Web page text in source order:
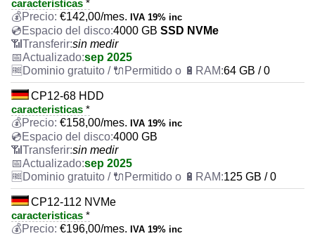
caracteristicas *
€142,00/mes. IVA 19% inc
4000 GB SSD NVMe
sin medir
sep 2025
64 GB / 0
CP12-68 HDD
caracteristicas *
€158,00/mes. IVA 19% inc
4000 GB
sin medir
sep 2025
125 GB / 0
CP12-112 NVMe
caracteristicas *
€196,00/mes. IVA 19% inc